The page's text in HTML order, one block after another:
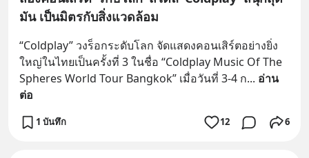
มัน เป็นมิตรกับสิ่งแวดล้อม
“Coldplay” วงร็อกระดับโลก จัดแสดงคอนเสิร์ตอย่างยิ่ง
ใหญ่ในไทยเป็นครั้งที่ 3 ในชื่อ “Coldplay Music Of The
Spheres World Tour Bangkok” เมื่อวันที่ 3-4 ก... อ่าน
ต่อ
1 บันทึก 12 6